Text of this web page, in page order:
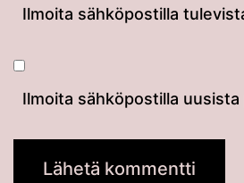
Ilmoita sähköpostilla
Ilmoita sähköpostilla